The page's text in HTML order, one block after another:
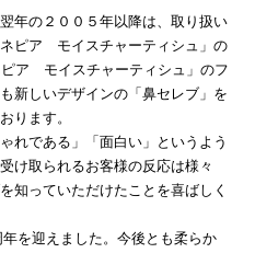
年の２００５年以降は、取り扱い
ピア モイスチャーティシュ」の
ア モイスチャーティシュ」のフ
新しいデザインの「鼻セレブ」を
ります。
れである」「面白い」というよう
け取られるお客様の反応は様々
知っていただけたことを喜ばしく
を迎えました。今後とも柔らか